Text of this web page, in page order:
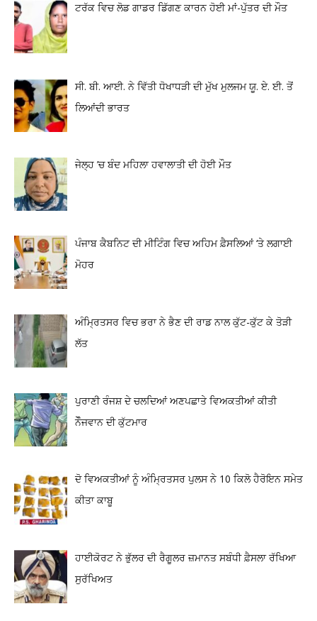
ਟਰੱਕ ਵਿਚ ਲੋਡ ਗਾਡਰ ਡਿੱਗਣ ਕਾਰਨ ਹੋਈ ਮਾਂ-ਪੁੱਤਰ ਦੀ ਮੌਤ
ਸੀ. ਬੀ. ਆਈ. ਨੇ ਵਿੱਤੀ ਧੋਖਾਧੜੀ ਦੀ ਮੁੱਖ ਮੁਲਜਮ ਯੂ. ਏ. ਈ. ਤੋਂ
ਲਿਆਂਦੀ ਭਾਰਤ
ਜੇਲ੍ਹ ’ਚ ਬੰਦ ਮਹਿਲਾ ਹਵਾਲਾਤੀ ਦੀ ਹੋਈ ਮੌਤ
ਪੰਜਾਬ ਕੈਬਨਿਟ ਦੀ ਮੀਟਿੰਗ ਵਿਚ ਅਹਿਮ ਫ਼ੈਸਲਿਆਂ ‘ਤੇ ਲਗਾਈ
ਮੋਹਰ
ਅੰਮ੍ਰਿਤਸਰ ਵਿਚ ਭਰਾ ਨੇ ਭੈਣ ਦੀ ਰਾਡ ਨਾਲ ਕੁੱਟ-ਕੁੱਟ ਕੇ ਤੋੜੀ
ਲੱਤ
ਪੁਰਾਣੀ ਰੰਜਸ਼ ਦੇ ਚਲਦਿਆਂ ਅਣਪਛਾਤੇ ਵਿਅਕਤੀਆਂ ਕੀਤੀ
ਨੌੌਜਵਾਨ ਦੀ ਕੁੱਟਮਾਰ
ਦੋ ਵਿਅਕਤੀਆਂ ਨੂੰ ਅੰਮ੍ਰਿਤਸਰ ਪੁਲਸ ਨੇ 10 ਕਿਲੋ ਹੈਰੋਇਨ ਸਮੇਤ
ਕੀਤਾ ਕਾਬੂ
ਹਾਈਕੋਰਟ ਨੇ ਭੁੱਲਰ ਦੀ ਰੈਗੂਲਰ ਜ਼ਮਾਨਤ ਸਬੰਧੀ ਫ਼ੈਸਲਾ ਰੱਖਿਆ
ਸੁਰੱਖਿਅਤ